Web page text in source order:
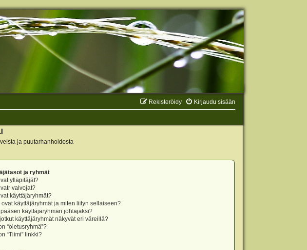
Kirjaudu sisään
Rekisteröidy
ja puutarhanhoidosta
ja ryhmät
ylläpitäjät?
valvojat?
käyttäjäryhmät?
ovat käyttäjäryhmät ja miten liityn sellaiseen?
käyttäjäryhmän johtajaksi?
käyttäjäryhmät näkyvät eri väreillä?
“oletusryhmä”?
“Tiimi” linkki?